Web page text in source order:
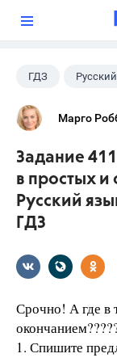
ГДЗ
Разумовская М.М.
Марго
Задание
в простых
Русский
ГДЗ
Срочно! А где в
1. Спишите